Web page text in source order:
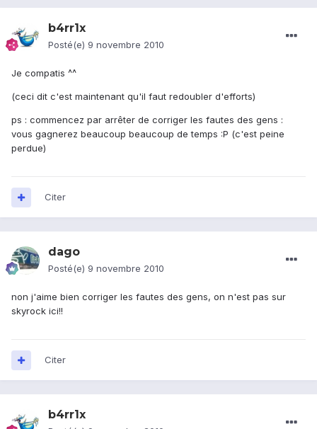
b4rr1x
Posté(e) 9 novembre 2010
Je compatis ^^
(ceci dit c'est maintenant qu'il faut redoubler d'efforts)
ps : commencez par arrêter de corriger les fautes des gens :
vous gagnerez beaucoup beaucoup de temps :P (c'est peine
perdue)
Citer
dago
Posté(e) 9 novembre 2010
non j'aime bien corriger les fautes des gens, on n'est pas sur
skyrock ici!!
Citer
b4rr1x